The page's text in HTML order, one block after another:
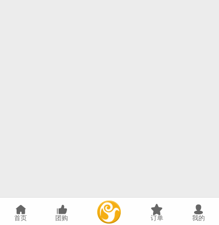
首页 团购 订单 我的